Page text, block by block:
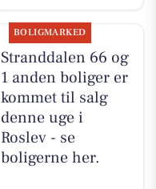
BOLIGMARKED
Stranddalen 66 og
1 anden boliger er
kommet til salg
denne uge i
Roslev - se
boligerne her.